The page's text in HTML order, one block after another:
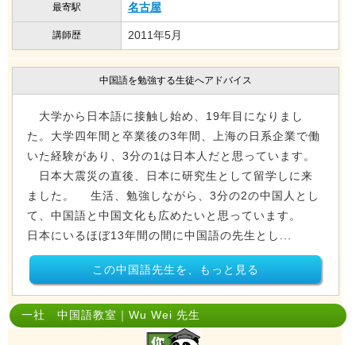
最寄駅 名古屋
講師歴 2011年5月
中国語を勉強する生徒へアドバイス
大学から日本語に接触し始め、19年目になりまし
た。大学四年間と卒業後の3年間、上海の日系企業で働
いた経験があり、3分の1は日本人だと思っています。
日本大震災の直後、日本に研究生として留学しに来
ました。 生活、勉強しながら、3分の2の中国人とし
て、中国語と中国文化も広めたいと思っています。
日本にいるほぼ13年間の間に中国語の先生とし...
この中国語先生を、もっと見る
一社 中国語教室｜Wu Wei 先生